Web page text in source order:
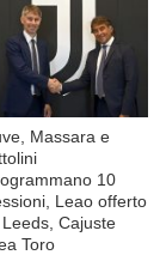
Massara e
10
Leao offerto
Cajuste
Toro